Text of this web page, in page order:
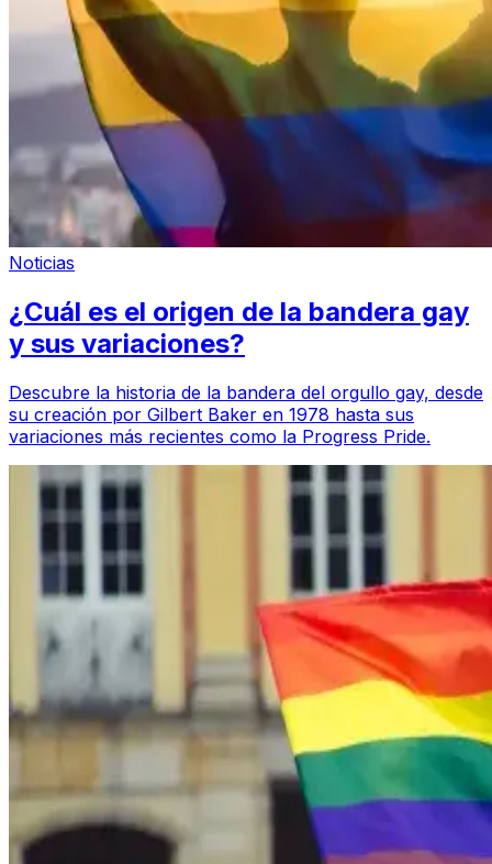
Noticias
¿Cuál es el origen de la bandera gay
y sus variaciones?
Descubre la historia de la bandera del orgullo gay, desde
su creación por Gilbert Baker en 1978 hasta sus
variaciones más recientes como la Progress Pride.